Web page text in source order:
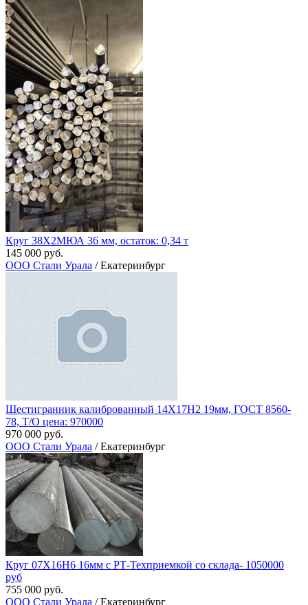
Круг 38Х2МЮА 36 мм, остаток: 0,34 т
145 000 руб.
ООО Стали Урала / Екатеринбург
Шестигранник калиброванный 14Х17Н2 19мм, ГОСТ 8560-
78, Т/О цена: 970000
970 000 руб.
ООО Стали Урала / Екатеринбург
Круг 07Х16Н6 16мм с РТ-Техприемкой со склада- 1050000
руб
755 000 руб.
ООО Стали Урала / Екатеринбург